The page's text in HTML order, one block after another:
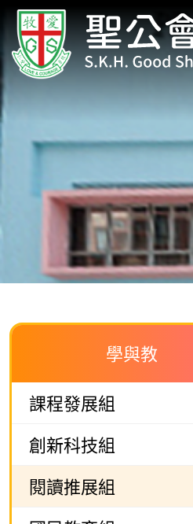
學與教
課程發展組
創新科技組
閱讀推展組